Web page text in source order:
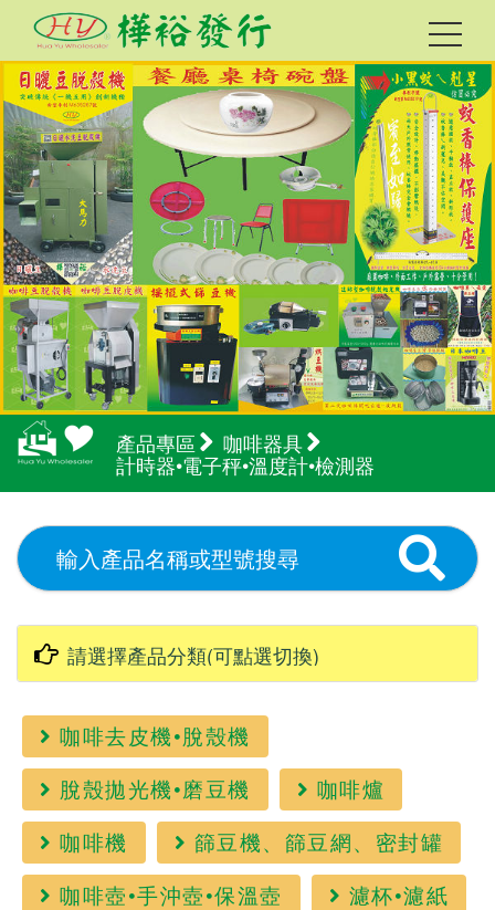
產品專區 咖啡器具
計時器•電子秤•溫度計•檢測器
咖啡去皮機•脫殼機
脫殼拋光機•磨豆機
咖啡爐
咖啡機
篩豆機、篩豆網、密封罐
咖啡壺•手沖壺•保溫壺
濾杯•濾紙